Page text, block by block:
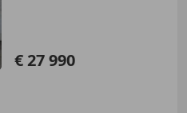
€ 27 990